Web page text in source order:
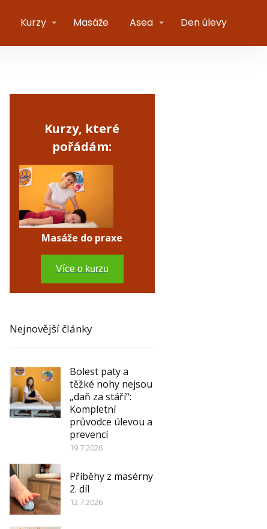
Kurzy Masáže Asea Den úlevy
Kurzy, které
pořádám:
Masáže do praxe
Více o kurzu
Nejnovější články
Bolest paty a
těžké nohy nejsou
„daň za stáří“:
Kompletní
průvodce úlevou a
prevencí
19.7.2026
Příběhy z masérny
2. díl
12.7.2026